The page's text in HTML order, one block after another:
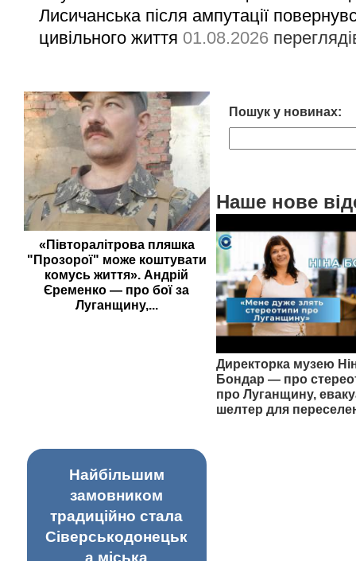
Лисичанська після ампутації
цивільного життя 01.08.2026
«Півторалітрова пляшка
"Прозорої" може коштувати
комусь життя». Андрій
Єременко — про бої за
Луганщину,...
Пошук у новинах:
Наше нове
Директорка музею
Бондар — про
про Луганщину,
шелтер для
Найбільшим
замовником
традиційно стала
Сіверськодонецьк
а міська